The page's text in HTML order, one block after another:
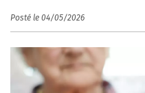
Posté le 04/05/2026